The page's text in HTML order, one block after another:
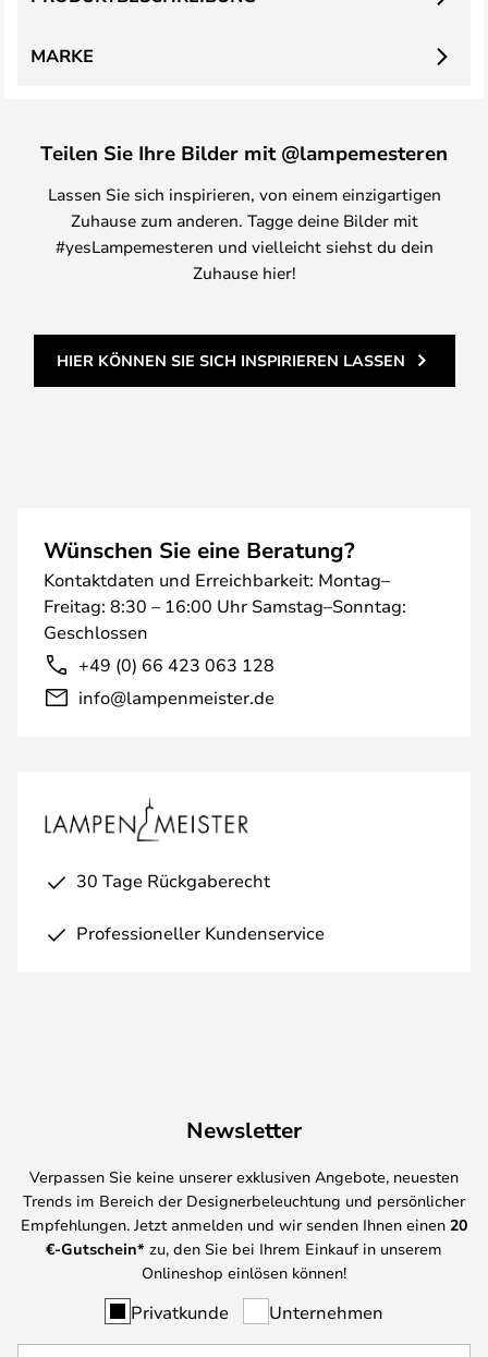
MARKE
Teilen Sie Ihre Bilder mit @lampemesteren
Lassen Sie sich inspirieren, von einem einzigartigen
Zuhause zum anderen. Tagge deine Bilder mit
#yesLampemesteren und vielleicht siehst du dein
Zuhause hier!
HIER KÖNNEN SIE SICH INSPIRIEREN LASSEN
Wünschen Sie eine Beratung?
Kontaktdaten und Erreichbarkeit: Montag–
Freitag: 8:30 – 16:00 Uhr Samstag–Sonntag:
Geschlossen
+49 (0) 66 423 063 128
info@lampenmeister.de
30 Tage Rückgaberecht
Professioneller Kundenservice
Newsletter
Verpassen Sie keine unserer exklusiven Angebote, neuesten
Trends im Bereich der Designerbeleuchtung und persönlicher
Empfehlungen. Jetzt anmelden und wir senden Ihnen einen 20
€-Gutschein* zu, den Sie bei Ihrem Einkauf in unserem
Onlineshop einlösen können!
Privatkunde Unternehmen